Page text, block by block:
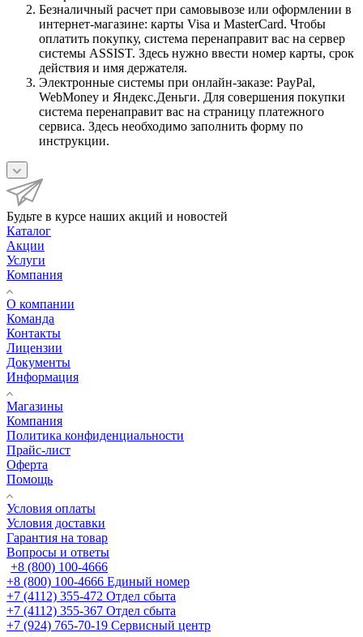
Безналичный расчет при самовывозе или оформлении в
интернет-магазине: карты Visa и MasterCard. Чтобы
оплатить покупку, система перенаправит вас на сервер
системы ASSIST. Здесь нужно ввести номер карты, срок
действия и имя держателя.
Электронные системы при онлайн-заказе: PayPal,
WebMoney и Яндекс.Деньги. Для совершения покупки
система перенаправит вас на страницу платежного
сервиса. Здесь необходимо заполнить форму по
инструкции.
Будьте в курсе наших акций и новостей
Каталог
Акции
Услуги
Компания
О компании
Команда
Контакты
Лицензии
Документы
Информация
Магазины
Компания
Политика конфиденциальности
Прайс-лист
Оферта
Помощь
Условия оплаты
Условия доставки
Гарантия на товар
Вопросы и ответы
+8 (800) 100-4666
+8 (800) 100-4666 Единый номер
+7 (4112) 355-472 Отдел сбыта
+7 (4112) 355-367 Отдел сбыта
+7 (924) 765-70-19 Сервисный центр